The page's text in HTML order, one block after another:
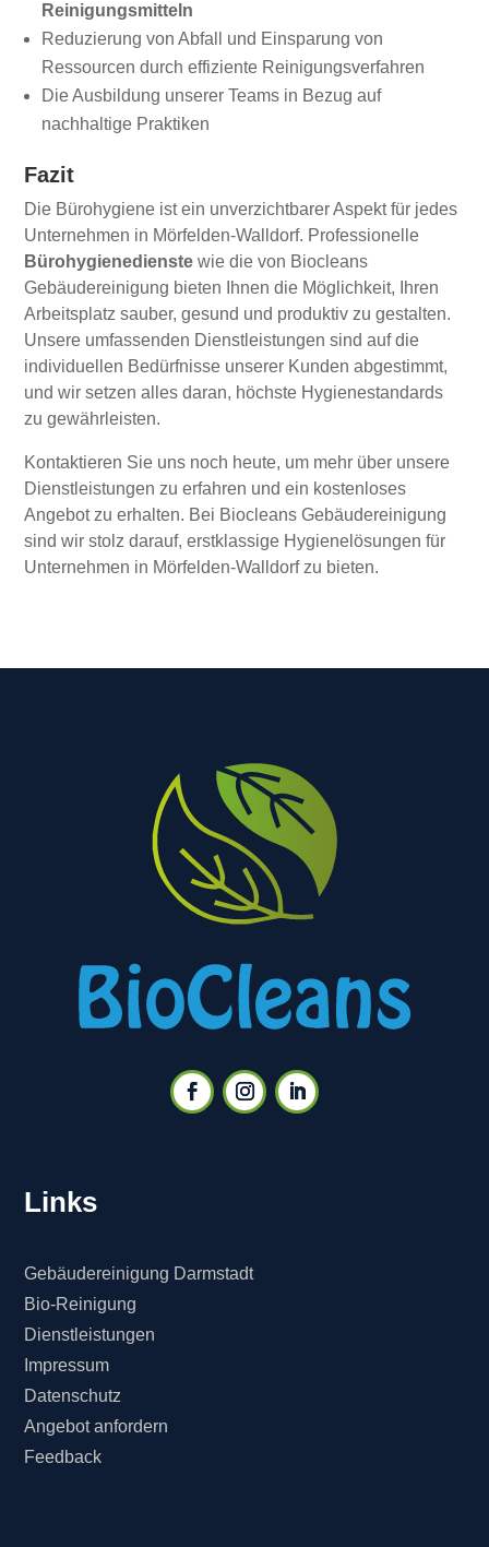
Reinigungsmitteln
Reduzierung von Abfall und Einsparung von
Ressourcen durch effiziente Reinigungsverfahren
Die Ausbildung unserer Teams in Bezug auf
nachhaltige Praktiken
Fazit
Die Bürohygiene ist ein unverzichtbarer Aspekt für jedes
Unternehmen in Mörfelden-Walldorf. Professionelle
Bürohygienedienste wie die von Biocleans
Gebäudereinigung bieten Ihnen die Möglichkeit, Ihren
Arbeitsplatz sauber, gesund und produktiv zu gestalten.
Unsere umfassenden Dienstleistungen sind auf die
individuellen Bedürfnisse unserer Kunden abgestimmt,
und wir setzen alles daran, höchste Hygienestandards
zu gewährleisten.
Kontaktieren Sie uns noch heute, um mehr über unsere
Dienstleistungen zu erfahren und ein kostenloses
Angebot zu erhalten. Bei Biocleans Gebäudereinigung
sind wir stolz darauf, erstklassige Hygienelösungen für
Unternehmen in Mörfelden-Walldorf zu bieten.
Links
Gebäudereinigung Darmstadt
Bio-Reinigung
Dienstleistungen
Impressum
Datenschutz
Angebot anfordern
Feedback